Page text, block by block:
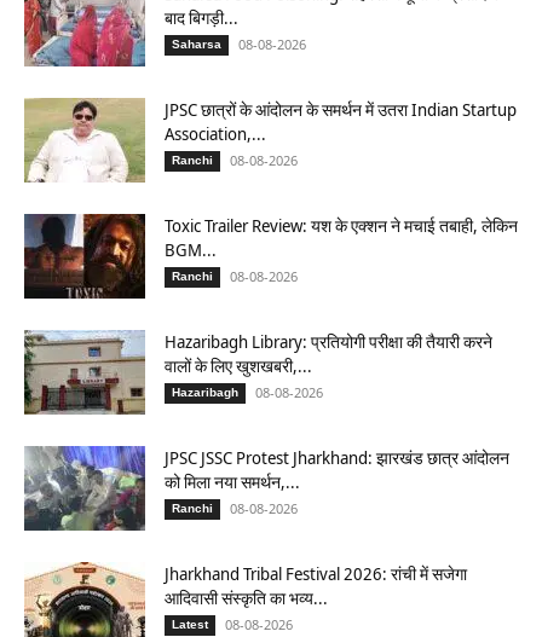
बाद बिगड़ी...
Saharsa 08-08-2026
JPSC छात्रों के आंदोलन के समर्थन में उतरा Indian Startup
Association,...
Ranchi 08-08-2026
Toxic Trailer Review: यश के एक्शन ने मचाई तबाही, लेकिन
BGM...
Ranchi 08-08-2026
Hazaribagh Library: प्रतियोगी परीक्षा की तैयारी करने
वालों के लिए खुशखबरी,...
Hazaribagh 08-08-2026
JPSC JSSC Protest Jharkhand: झारखंड छात्र आंदोलन
को मिला नया समर्थन,...
Ranchi 08-08-2026
Jharkhand Tribal Festival 2026: रांची में सजेगा
आदिवासी संस्कृति का भव्य...
Latest 08-08-2026